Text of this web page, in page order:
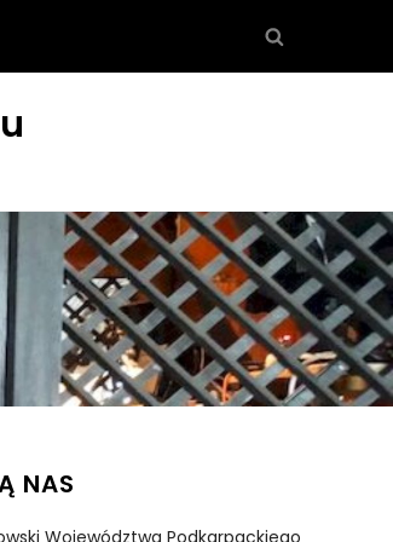
NAS